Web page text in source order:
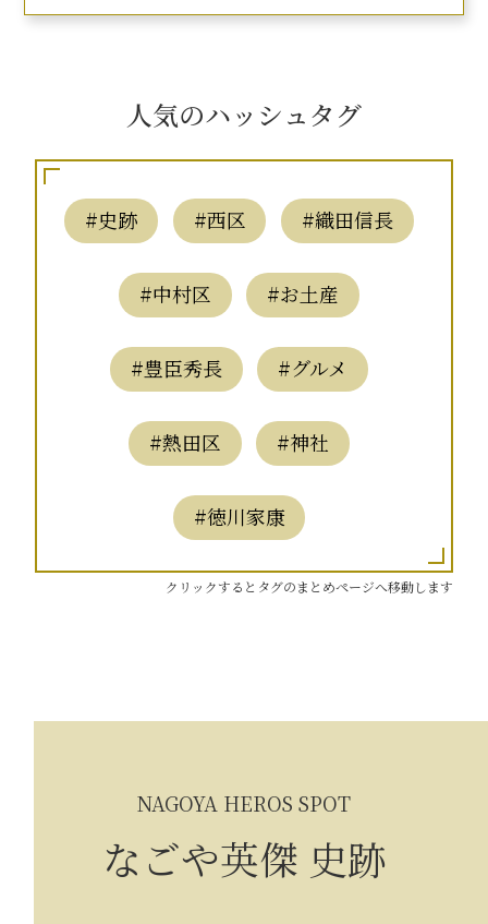
人気のハッシュタグ
#史跡 #西区 #織田信長
#中村区 #お土産
#豊臣秀長 #グルメ
#熱田区 #神社
#徳川家康
クリックするとタグのまとめページへ移動します
NAGOYA HEROS SPOT
なごや英傑 史跡